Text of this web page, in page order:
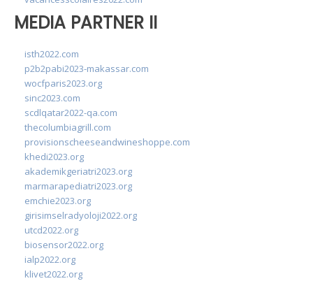
MEDIA PARTNER II
isth2022.com
p2b2pabi2023-makassar.com
wocfparis2023.org
sinc2023.com
scdlqatar2022-qa.com
thecolumbiagrill.com
provisionscheeseandwineshoppe.com
khedi2023.org
akademikgeriatri2023.org
marmarapediatri2023.org
emchie2023.org
girisimselradyoloji2022.org
utcd2022.org
biosensor2022.org
ialp2022.org
klivet2022.org